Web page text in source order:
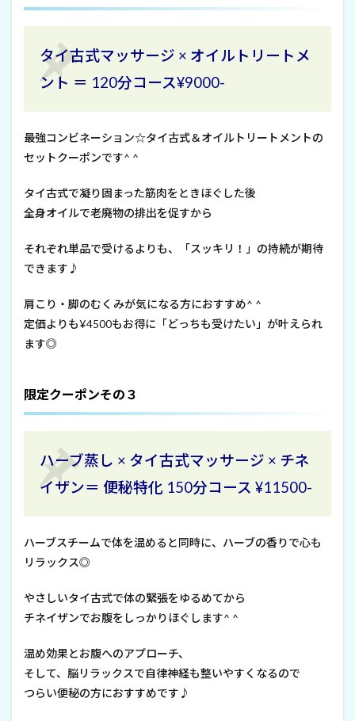
タイ古式マッサージ × オイルトリートメ
ント ＝ 120分コース¥9000-
最強コンビネーション☆タイ古式＆オイルトリートメントの
セットクーポンです^ ^
タイ古式で凝り固まった筋肉をときほぐした後
全身オイルで老廃物の排出を促すから
それぞれ単品で受けるよりも、「スッキリ！」の持続が期待
できます♪
肩こり・脚のむくみが気になる方におすすめ^ ^
定価よりも¥4500もお得に「どっちも受けたい」が叶えられ
ます◎
限定クーポンその３
ハーブ蒸し × タイ古式マッサージ × チネ
イザン＝ 便秘特化 150分コース ¥11500-
ハーブスチームで体を温めると同時に、ハーブの香りで心も
リラックス◎
やさしいタイ古式で体の緊張をゆるめてから
チネイザンでお腹をしっかりほぐします^ ^
温め効果とお腹へのアプローチ、
そして、脳リラックスで自律神経も整いやすくなるので
つらい便秘の方におすすめです♪